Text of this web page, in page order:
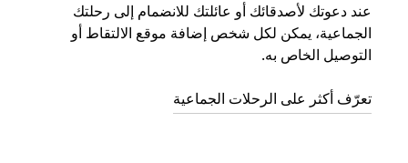
عند دعوتك لأصدقائك أو عائلتك للانضمام إلى رحلتك
الجماعية، يمكن لكل شخص إضافة موقع الالتقاط أو
التوصيل الخاص به.
تعرّف أكثر على الرحلات الجماعية